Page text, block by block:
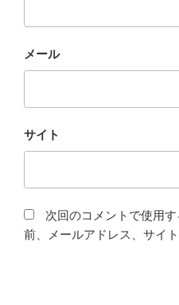
メール
サイト
次回のコメントで使用
前、メールアドレス、サイト